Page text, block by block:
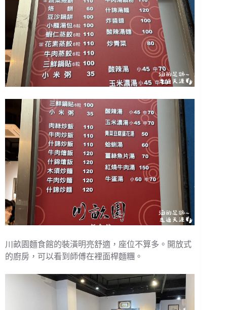
川畝園麵食館的裝潢明亮舒適，座位不算多。開放式
的廚房，可以看到師傅在裡面桿麵糰。